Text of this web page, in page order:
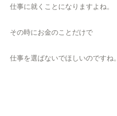
仕事に就くことになりますよね。
その時にお金のことだけで
仕事を選ばないでほしいのですね。